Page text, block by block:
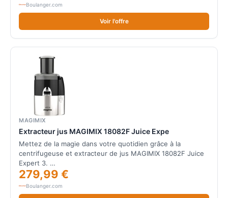
Boulanger.com
Voir l'offre
MAGIMIX
Extracteur jus MAGIMIX 18082F Juice Expe
Mettez de la magie dans votre quotidien grâce à la
centrifugeuse et extracteur de jus MAGIMIX 18082F Juice
Expert 3. …
279,99 €
Boulanger.com